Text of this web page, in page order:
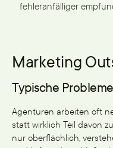
fehleranfälliger
Marketing
Typische
Agenturen arbeiten oft
statt wirklich Teil davon
nur oberflächlich,